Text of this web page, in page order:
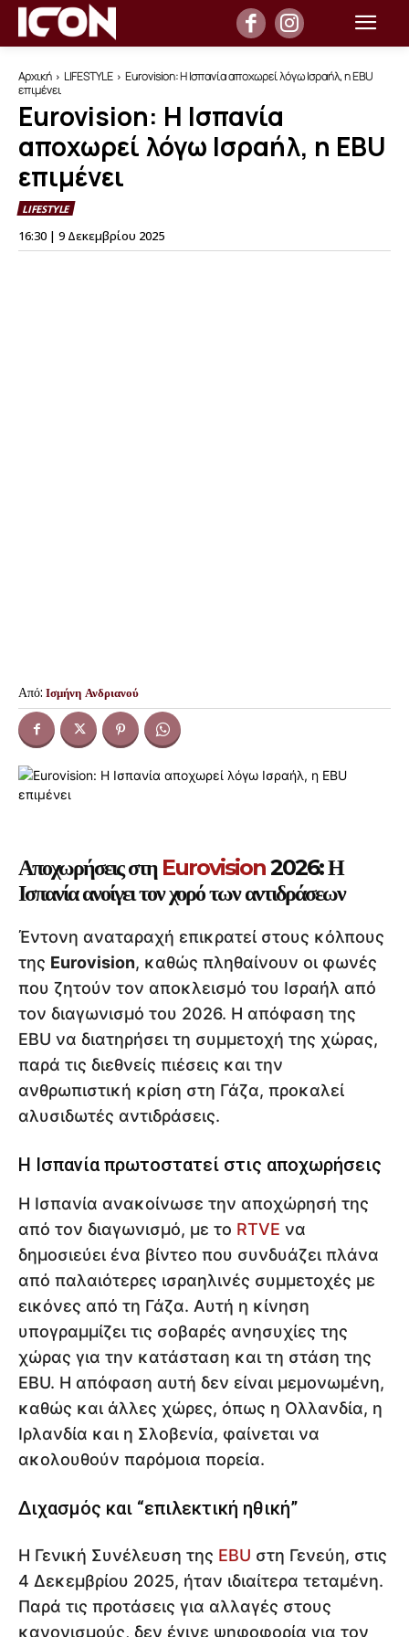
Αρχική LIFESTYLE
Eurovision: Η Ισπανία αποχωρεί λόγω Ισραήλ, η EBU
επιμένει
Eurovision: Η Ισπανία
αποχωρεί λόγω Ισραήλ, η EBU
επιμένει
LIFESTYLE
16:30 | 9 Δεκεμβρίου 2025
Από: Ισμήνη Ανδριανού
Αποχωρήσεις στη Eurovision2026: Η
Ισπανία ανοίγει τον χορό των αντιδράσεων
Έντονη αναταραχή επικρατεί στους κόλπους
της Eurovision, καθώς πληθαίνουν οι φωνές
που ζητούν τον αποκλεισμό του Ισραήλ από
τον διαγωνισμό του 2026. Η απόφαση της
EBU να διατηρήσει τη συμμετοχή της χώρας,
παρά τις διεθνείς πιέσεις και την
ανθρωπιστική κρίση στη Γάζα, προκαλεί
αλυσιδωτές αντιδράσεις.
Η Ισπανία πρωτοστατεί στις αποχωρήσεις
Η Ισπανία ανακοίνωσε την αποχώρησή της
από τον διαγωνισμό, με το RTVE να
δημοσιεύει ένα βίντεο που συνδυάζει πλάνα
από παλαιότερες ισραηλινές συμμετοχές με
εικόνες από τη Γάζα. Αυτή η κίνηση
υπογραμμίζει τις σοβαρές ανησυχίες της
χώρας για την κατάσταση και τη στάση της
EBU. Η απόφαση αυτή δεν είναι μεμονωμένη,
καθώς και άλλες χώρες, όπως η Ολλανδία, η
Ιρλανδία και η Σλοβενία, φαίνεται να
ακολουθούν παρόμοια πορεία.
Διχασμός και “επιλεκτική ηθική”
Η Γενική Συνέλευση της EBU στη Γενεύη, στις
4 Δεκεμβρίου 2025, ήταν ιδιαίτερα τεταμένη.
Παρά τις προτάσεις για αλλαγές στους
κανονισμούς, δεν έγινε ψηφοφορία για τον